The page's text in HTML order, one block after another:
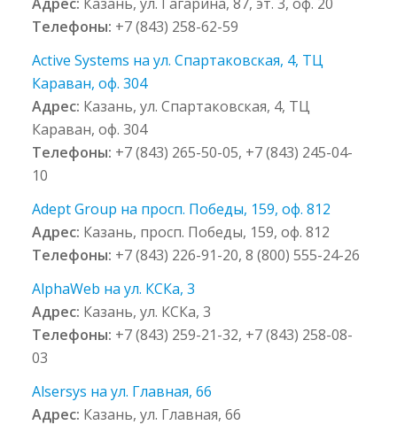
Телефоны: +7 (843) 258-62-59
Active Systems на ул. Спартаковская, 4, ТЦ
Караван, оф. 304
Адрес: Казань, ул. Спартаковская, 4, ТЦ
Караван, оф. 304
Телефоны: +7 (843) 265-50-05, +7 (843) 245-04-
10
Adept Group на просп. Победы, 159, оф. 812
Адрес: Казань, просп. Победы, 159, оф. 812
Телефоны: +7 (843) 226-91-20, 8 (800) 555-24-26
AlphaWeb на ул. КСКа, 3
Адрес: Казань, ул. КСКа, 3
Телефоны: +7 (843) 259-21-32, +7 (843) 258-08-
03
Alsersys на ул. Главная, 66
Адрес: Казань, ул. Главная, 66